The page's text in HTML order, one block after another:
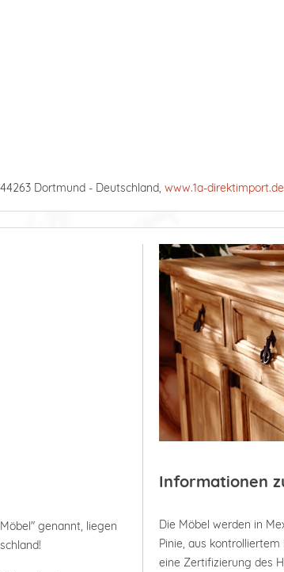
Dortmund - Deutschland, www.1a-direktimport.de
genannt, liegen
Informationen
Die Möbel werden in
Pinie, aus
eine Zertifizierung des